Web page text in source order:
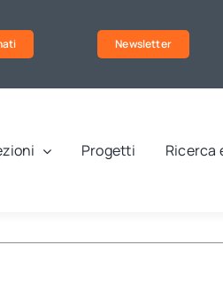
Newsletter
Progetti Ricerca